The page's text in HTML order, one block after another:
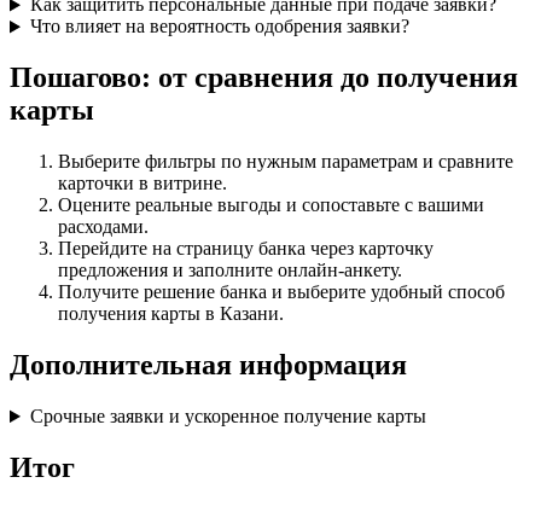
Как защитить персональные данные при подаче заявки?
Что влияет на вероятность одобрения заявки?
Пошагово: от сравнения до получения
карты
Выберите фильтры по нужным параметрам и сравните
карточки в витрине.
Оцените реальные выгоды и сопоставьте с вашими
расходами.
Перейдите на страницу банка через карточку
предложения и заполните онлайн‑анкету.
Получите решение банка и выберите удобный способ
получения карты в Казани.
Дополнительная информация
Срочные заявки и ускоренное получение карты
Итог